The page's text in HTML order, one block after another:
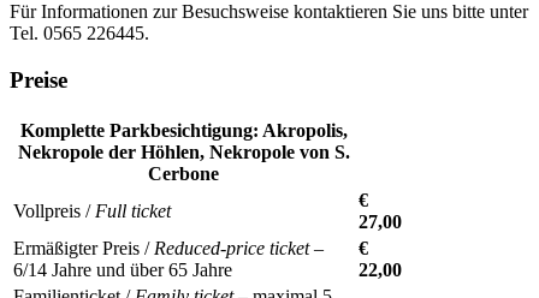
Für Informationen zur Besuchsweise kontaktieren Sie uns bitte unter
Tel. 0565 226445.
Preise
Komplette Parkbesichtigung: Akropolis,
Nekropole der Höhlen, Nekropole von S.
Cerbone
Vollpreis / Full ticket
€
27,00
Ermäßigter Preis / Reduced-price ticket–
6/14 Jahre und über 65 Jahre
€
22,00